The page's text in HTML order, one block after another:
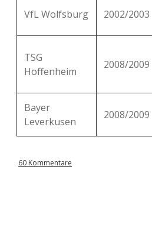
VfL Wolfsburg 2002/2003
TSG
Hoffenheim
2008/2009
Bayer
Leverkusen
2008/2009
60 Kommentare